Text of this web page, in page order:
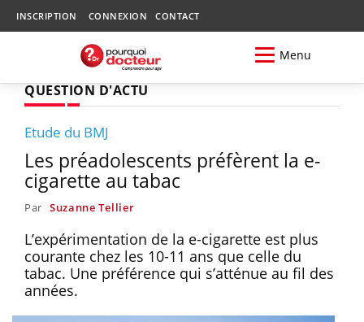
INSCRIPTION CONNEXION CONTACT
Menu
QUESTION D'ACTU
Etude du BMJ
Les préadolescents préfèrent la e-
cigarette au tabac
Par Suzanne Tellier
L’expérimentation de la e-cigarette est plus
courante chez les 10-11 ans que celle du
tabac. Une préférence qui s’atténue au fil des
années.